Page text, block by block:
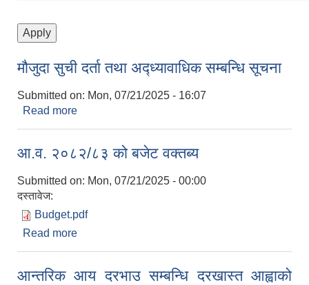
मौजुदा सुची दर्ता तथा अद्ध्यावाधिक सम्बन्धि सूचना
Submitted on: Mon, 07/21/2025 - 16:07
Read more
आ.व. २०८२/८३ को बजेट वक्तब्य
Submitted on: Mon, 07/21/2025 - 00:00
दस्तावेज:
Budget.pdf
Read more
आन्तरिक आय दरभाउ सम्बन्धि दरखास्त आह्वाको